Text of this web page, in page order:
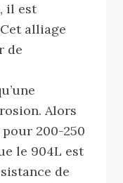
, il est
alliage
de
Alors
pour 200-250
le 904L est
de